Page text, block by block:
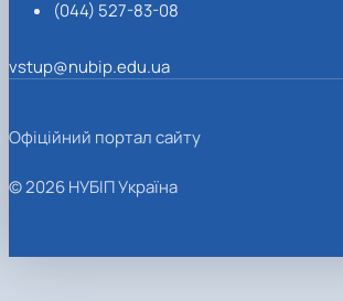
(044) 527-83-08
vstup@nubip.edu.ua
Офіційний портал сайту
© 2026 НУБІП Україна